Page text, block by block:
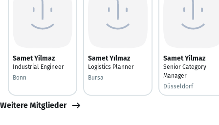
Samet Yilmaz
Industrial Engineer
Bonn
Samet Yılmaz
Logistics Planner
Bursa
Samet Yilmaz
Senior Category
Manager
Düsseldorf
Weitere Mitglieder